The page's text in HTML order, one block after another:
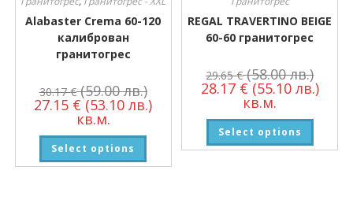
Alabaster Crema 60-120
калиброван
гранитогрес
30.17€ (59.00 лв.)
27.15 € (53.10 лв.)
кв.м.
Select options
REGAL TRAVERTINO BEIGE
60-60 гранитогрес
29.65€ (58.00 лв.)
28.17 € (55.10 лв.)
кв.м.
Select options